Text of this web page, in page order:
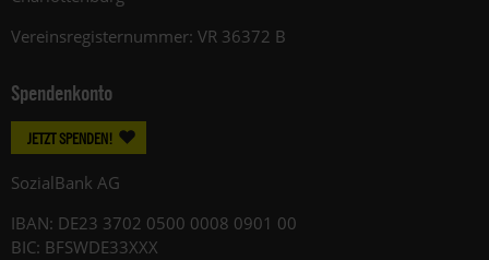
Vereinsregisternummer: VR 36372 B
Spendenkonto
JETZT SPENDEN!
SozialBank AG
IBAN: DE23 3702 0500 0008 0901 00
BIC: BFSWDE33XXX